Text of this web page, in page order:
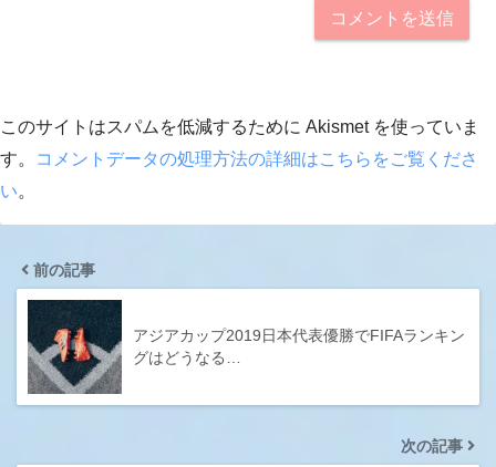
このサイトはスパムを低減するために Akismet を使っていま
す。
コメントデータの処理方法の詳細はこちらをご覧くださ
い。
前の記事
アジアカップ2019日本代表優勝でFIFAランキン
グはどうなる…
次の記事